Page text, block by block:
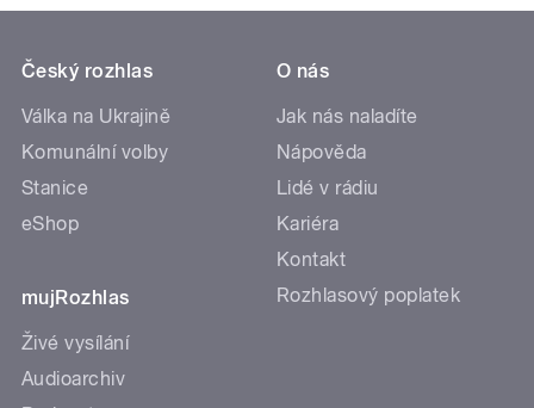
Český rozhlas
Válka na Ukrajině
Komunální volby
Stanice
eShop
mujRozhlas
Živé vysílání
Audioarchiv
O nás
Jak nás naladíte
Nápověda
Lidé v rádiu
Kariéra
Kontakt
Rozhlasový poplatek